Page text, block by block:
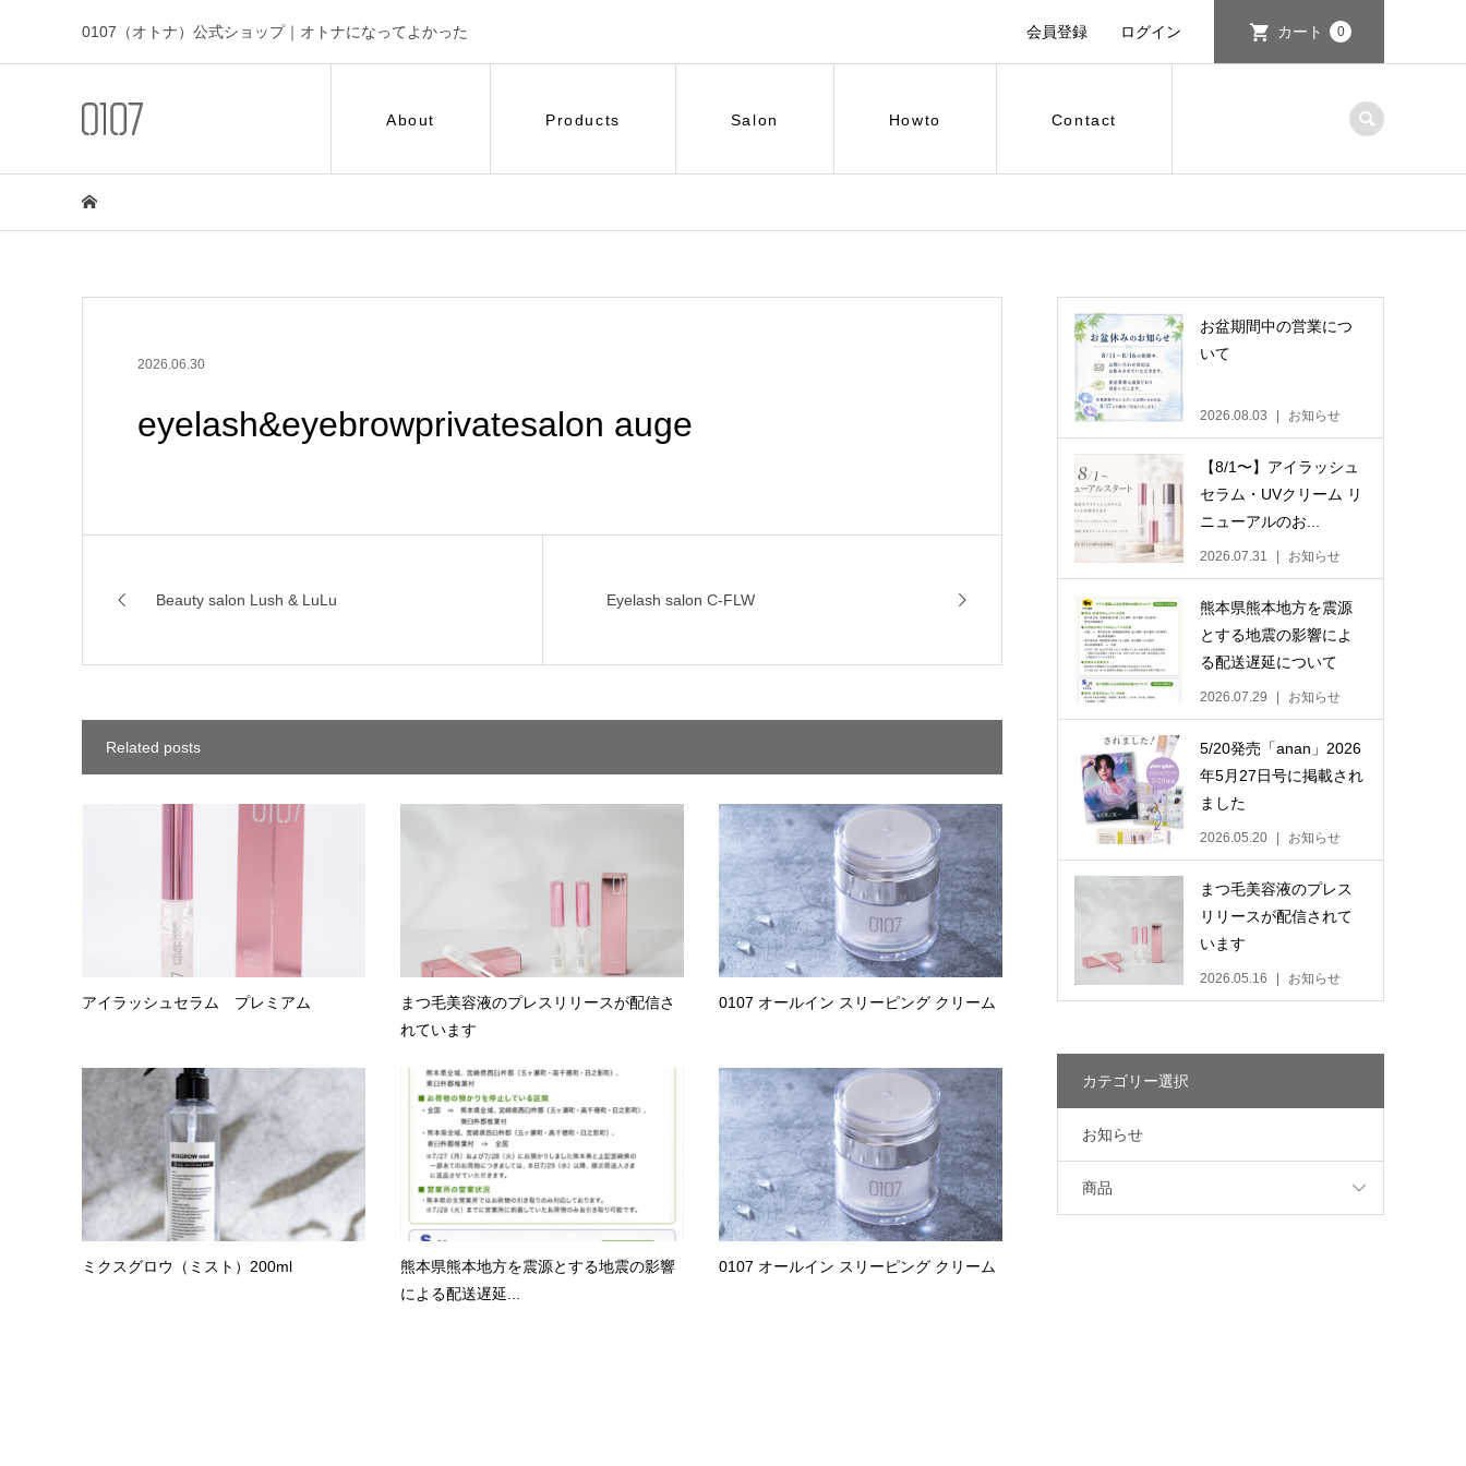
0107（オトナ）公式ショップ｜オトナになってよかった 会員登録 ログイン カート 0
About Products Salon Howto Contact
2026.06.30
eyelash&eyebrowprivatesalon auge
Beauty salon Lush & LuLu Eyelash salon C-FLW
Related posts
アイラッシュセラム プレミアム
まつ毛美容液のプレスリリースが配信さ
れています
0107 オールイン スリーピング クリーム
ミクスグロウ（ミスト）200ml
熊本県熊本地方を震源とする地震の影響
による配送遅延...
0107 オールイン スリーピング クリーム
お盆期間中の営業につ
いて
2026.08.03 お知らせ
【8/1〜】アイラッシュ
セラム・UVクリーム リ
ニューアルのお...
2026.07.31 お知らせ
熊本県熊本地方を震源
とする地震の影響によ
る配送遅延について
2026.07.29 お知らせ
5/20発売「anan」2026
年5月27日号に掲載され
ました
2026.05.20 お知らせ
まつ毛美容液のプレス
リリースが配信されて
います
2026.05.16 お知らせ
カテゴリー選択
お知らせ
商品